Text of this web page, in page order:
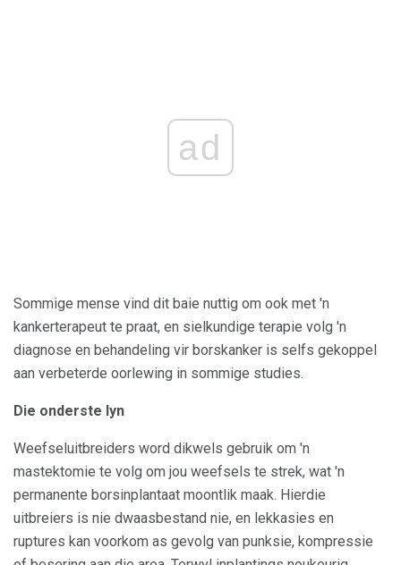
ad
Sommige mense vind dit baie nuttig om ook met 'n
kankerterapeut te praat, en sielkundige terapie volg 'n
diagnose en behandeling vir borskanker is selfs gekoppel
aan verbeterde oorlewing in sommige studies.
Die onderste lyn
Weefseluitbreiders word dikwels gebruik om 'n
mastektomie te volg om jou weefsels te strek, wat 'n
permanente borsinplantaat moontlik maak. Hierdie
uitbreiers is nie dwaasbestand nie, en lekkasies en
ruptures kan voorkom as gevolg van punksie, kompressie